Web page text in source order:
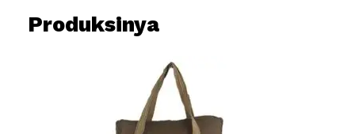
Produksinya